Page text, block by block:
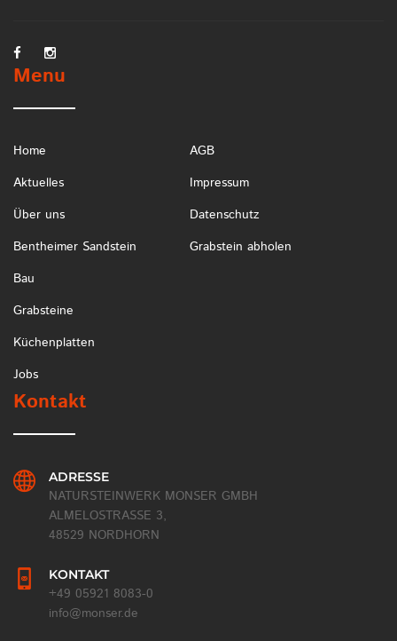
Menu
Home
Aktuelles
Über uns
Bentheimer Sandstein
Bau
Grabsteine
Küchenplatten
Jobs
AGB
Impressum
Datenschutz
Grabstein abholen
Kontakt
ADRESSE
NATURSTEINWERK MONSER GMBH
ALMELOSTRASSE 3,
48529 NORDHORN
KONTAKT
+49 05921 8083-0
info@monser.de